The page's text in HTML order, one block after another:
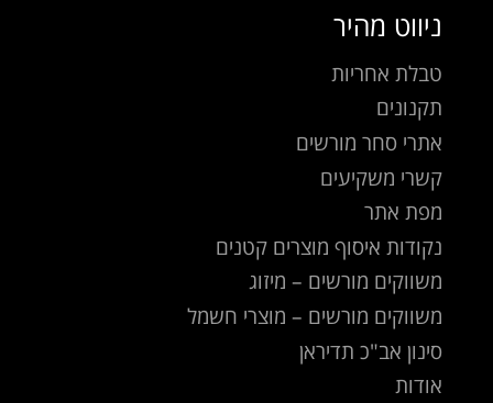
ניווט מהיר
טבלת אחריות
תקנונים
אתרי סחר מורשים
קשרי משקיעים
מפת אתר
נקודות איסוף מוצרים קטנים
משווקים מורשים – מיזוג
משווקים מורשים – מוצרי חשמל
סינון אב"כ תדיראן
אודות